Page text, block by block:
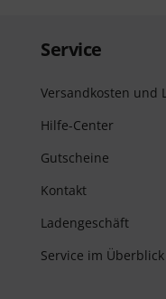
Service
Versandkosten und
Hilfe-Center
Gutscheine
Kontakt
Ladengeschäft
Service im Überblick